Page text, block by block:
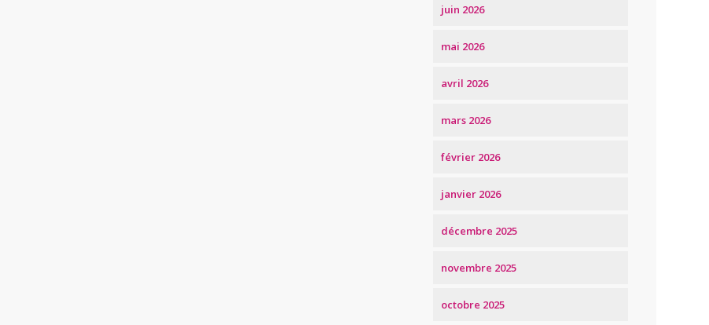
juin 2026
mai 2026
avril 2026
mars 2026
février 2026
janvier 2026
décembre 2025
novembre 2025
octobre 2025